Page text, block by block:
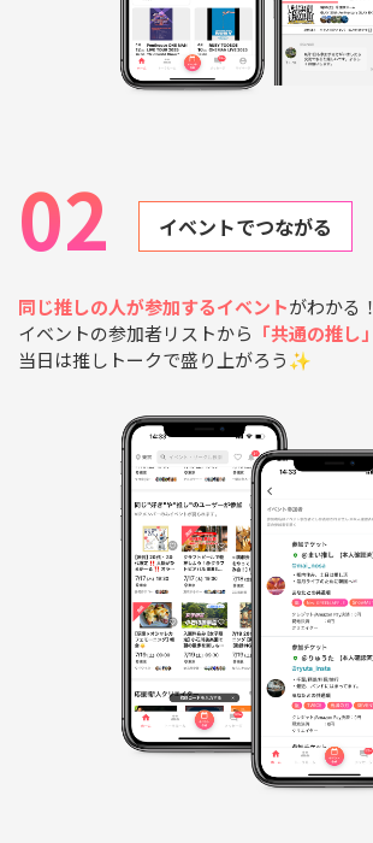
02 イベントでつながる
同じ推しの人が参加するイベントがわかる！
イベントの参加者リストから 「共通の推し」
当日は推しトークで盛り上がろう✨